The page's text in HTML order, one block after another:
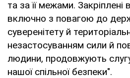
та за її межами.
включно з повагою до
суверенітету й
незастосуванням сили й
людини, продовжують
нашої спільної безпеки".